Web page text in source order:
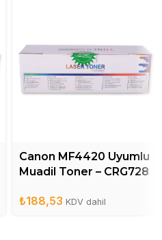
Canon MF4420 Uyumlu
Muadil Toner – CRG728
₺188,53 KDV dahil